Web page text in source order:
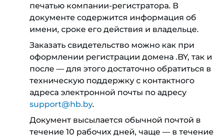
печатью компании-регистратора. В
документе содержится информация об
имени, сроке его действия и владельце.
Заказать свидетельство можно как при
оформлении регистрации домена .BY, так и
после — для этого достаточно обратиться в
техническую поддержку с контактного
адреса электронной почты по адресу
support@hb.by.
Документ высылается обычной почтой в
течение 10 рабочих дней, чаще — в течение